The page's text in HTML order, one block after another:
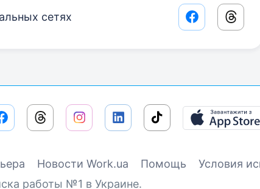
сетях Facebook
Новости Work.ua Помощь
Условия
работы №1 в Украине.